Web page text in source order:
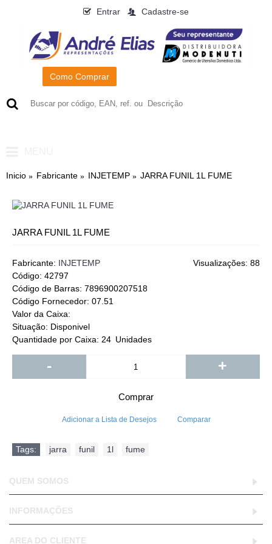
Entrar Cadastre-se
Como Comprar
Inicio Fabricante INJETEMP JARRA FUNIL 1L FUME
JARRA FUNIL 1L FUME
Visualizações: 88
Fabricante: INJETEMP
Código: 42797
Código de Barras: 7896900207518
Código Fornecedor: 07.51
Valor da Caixa:
Situação: Disponivel
Quantidade por Caixa: 24 Unidades
- +
Comprar
Adicionar a Lista de Desejos Comparar
Tags: jarra funil 1l fume
QUEM SOMOS
INFORMAÇÕES
AREA DO CLIENTE